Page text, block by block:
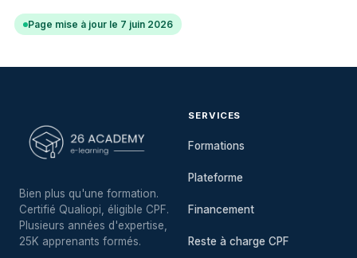
Page mise à jour le 7 juin 2026
Bien plus qu'une formation.
Certifié Qualiopi, éligible CPF.
Plusieurs années d'expertise,
25K apprenants formés.
SERVICES
Formations
Plateforme
Financement
Reste à charge CPF